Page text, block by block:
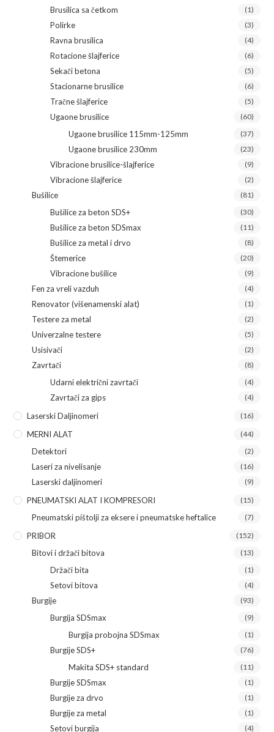
Brusilica sa četkom (1)
Polirke (3)
Ravna brusilica (4)
Rotacione šlajferice (6)
Sekači betona (5)
Stacionarne brusilice (6)
Tračne šlajferice (5)
Ugaone brusilice (60)
Ugaone brusilice 115mm-125mm (37)
Ugaone brusilice 230mm (23)
Vibracione brusilice-šlajferice (9)
Vibracione šlajferice (2)
Bušilice (81)
Bušilice za beton SDS+ (30)
Bušilice za beton SDSmax (11)
Bušilice za metal i drvo (8)
Štemerice (20)
Vibracione bušilice (9)
Fen za vreli vazduh (4)
Renovator (višenamenski alat) (1)
Testere za metal (2)
Univerzalne testere (5)
Usisivači (2)
Zavrtači (8)
Udarni električni zavrtači (4)
Zavrtači za gips (4)
Laserski Daljinomeri (16)
MERNI ALAT (44)
Detektori (2)
Laseri za nivelisanje (16)
Laserski daljinomeri (9)
PNEUMATSKI ALAT I KOMPRESORI (15)
Pneumatski pištolji za eksere i pneumatske heftalice (7)
PRIBOR (152)
Bitovi i držači bitova (13)
Držači bita (1)
Setovi bitova (4)
Burgije (93)
Burgija SDSmax (9)
Burgija probojna SDSmax (1)
Burgije SDS+ (76)
Makita SDS+ standard (11)
Burgije SDSmax (1)
Burgije za drvo (1)
Burgije za metal (1)
Setovi burgija (4)